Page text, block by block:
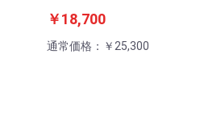
￥18,700
通常価格：￥25,300